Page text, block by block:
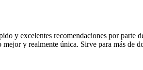
y excelentes recomendaciones por parte
y realmente única. Sirve para más de